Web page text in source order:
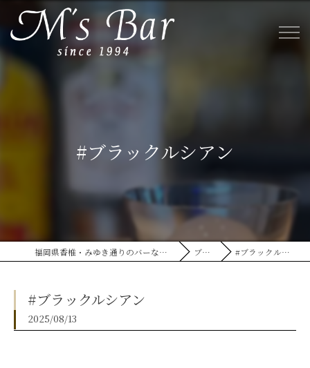
#ブラックルシアン
福岡県香椎・みゆき通りのバーならM's Bar ブログ #ブラックルシアン
#ブラックルシアン
2025/08/13